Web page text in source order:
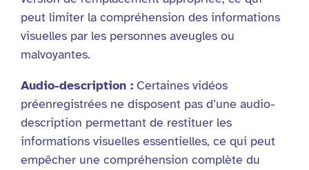
peut limiter la compréhension des informations
visuelles par les personnes aveugles ou
malvoyantes.
Audio-description : Certaines vidéos
préenregistrées ne disposent pas d’une audio-
description permettant de restituer les
informations visuelles essentielles, ce qui peut
empêcher une compréhension complète du